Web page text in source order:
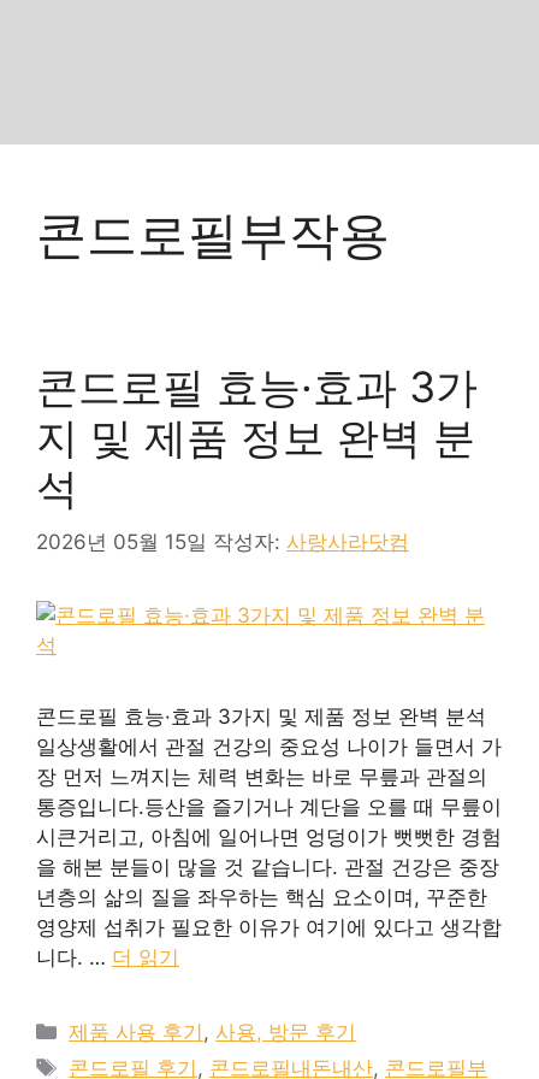
콘드로필부작용
콘드로필 효능·효과 3가
지 및 제품 정보 완벽 분
석
2026년 05월 15일 작성자: 사랑사라닷컴
콘드로필 효능·효과 3가지 및 제품 정보 완벽 분석
일상생활에서 관절 건강의 중요성 나이가 들면서 가
장 먼저 느껴지는 체력 변화는 바로 무릎과 관절의
통증입니다.등산을 즐기거나 계단을 오를 때 무릎이
시큰거리고, 아침에 일어나면 엉덩이가 뻣뻣한 경험
을 해본 분들이 많을 것 같습니다. 관절 건강은 중장
년층의 삶의 질을 좌우하는 핵심 요소이며, 꾸준한
영양제 섭취가 필요한 이유가 여기에 있다고 생각합
니다. … 더 읽기
카
테
제품 사용 후기 ,사용, 방문 후기
태
콘드로필 후기 , 콘드로필내돈내산, 콘드로필부